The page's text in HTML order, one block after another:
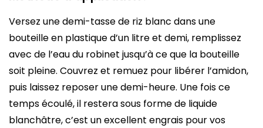
Versez une demi-tasse de riz blanc dans une
bouteille en plastique d’un litre et demi, remplissez
avec de l’eau du robinet jusqu’à ce que la bouteille
soit pleine. Couvrez et remuez pour libérer l’amidon,
puis laissez reposer une demi-heure. Une fois ce
temps écoulé, il restera sous forme de liquide
blanchâtre, c’est un excellent engrais pour vos